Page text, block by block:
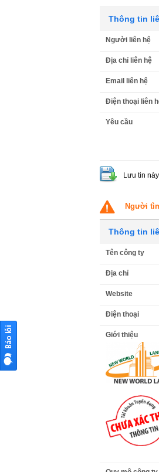
Thông tin
Người liên hệ
Địa chỉ liên hệ
Email liên hệ
Điện thoại liên
Yêu cầu
Lưu tin này
Người
Thông tin
Tên công ty
Địa chỉ
Website
Điện thoại
Giới thiệu